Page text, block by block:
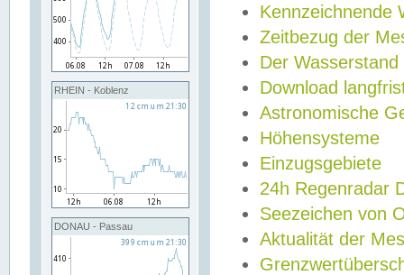
RHEIN - Koblenz
DONAU - Passau
Kennzeichnende
Zeitbezug der
Der Wasserstand
Download
Astronomische
Höhensysteme
Einzugsgebiete
24h Regenradar
Seezeichen von
Aktualität der